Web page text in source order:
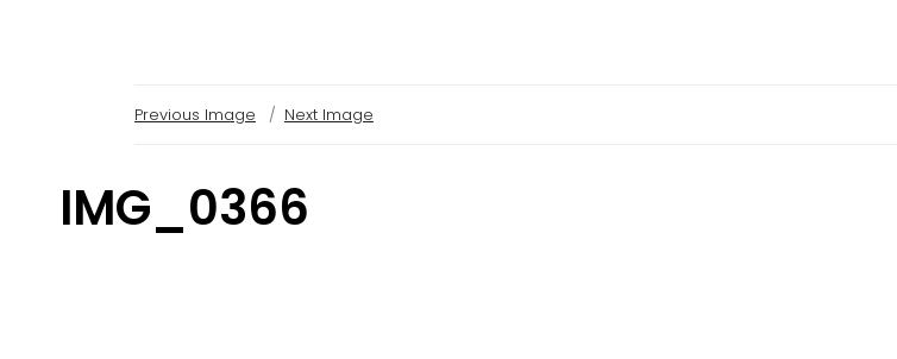
Previous Image Next Image
IMG_0366